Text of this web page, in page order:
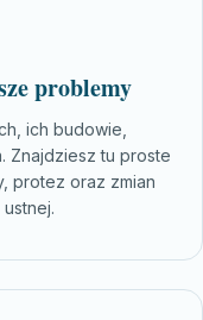
problemy
ich budowie,
Znajdziesz tu proste
protez oraz zmian